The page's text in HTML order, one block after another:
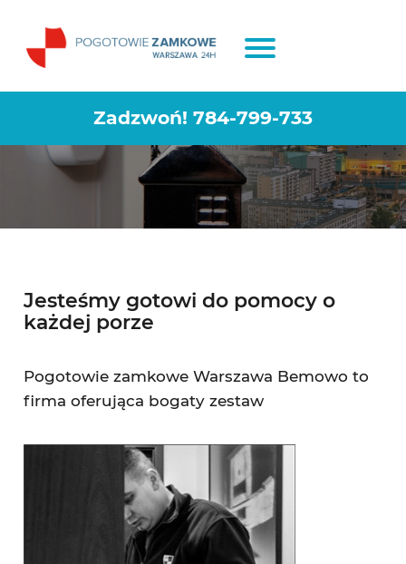
Zadzwoń! 784-799-733
Awaryjne otwieranie mieszkań
Warszawa Bemowo
Jesteśmy gotowi do pomocy o
każdej porze
Pogotowie zamkowe Warszawa Bemowo to
firma oferująca bogaty zestaw